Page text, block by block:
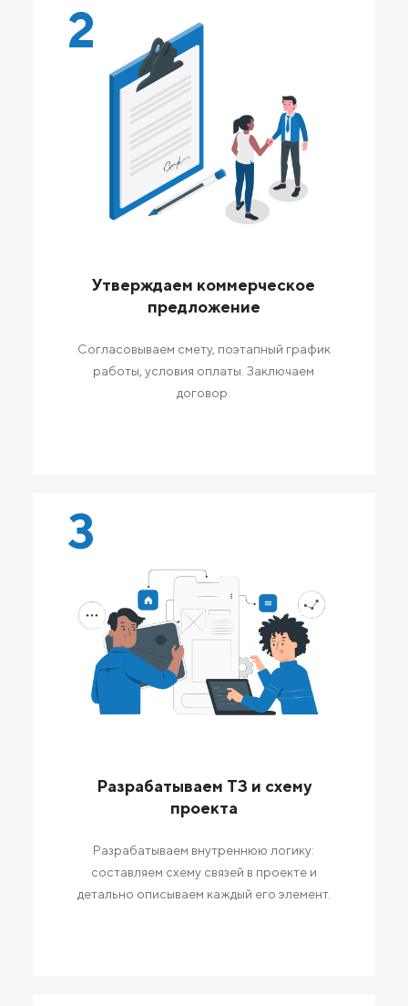
2
Утверждаем коммерческое
предложение
Согласовываем смету, поэтапный график
работы, условия оплаты. Заключаем
договор.
3
Разрабатываем ТЗ и схему
проекта
Разрабатываем внутреннюю логику:
составляем схему связей в проекте и
детально описываем каждый его элемент.